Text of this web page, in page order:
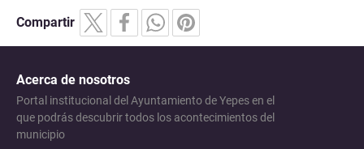
Compartir
Acerca de nosotros
Portal institucional del Ayuntamiento de Yepes en el
que podrás descubrir todos los acontecimientos del
municipio